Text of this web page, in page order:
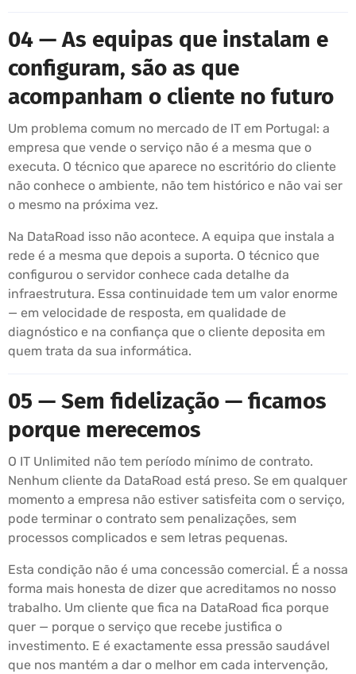
04 — As equipas que instalam e
configuram, são as que
acompanham o cliente no futuro
Um problema comum no mercado de IT em Portugal: a
empresa que vende o serviço não é a mesma que o
executa. O técnico que aparece no escritório do cliente
não conhece o ambiente, não tem histórico e não vai ser
o mesmo na próxima vez.
Na DataRoad isso não acontece. A equipa que instala a
rede é a mesma que depois a suporta. O técnico que
configurou o servidor conhece cada detalhe da
infraestrutura. Essa continuidade tem um valor enorme
— em velocidade de resposta, em qualidade de
diagnóstico e na confiança que o cliente deposita em
quem trata da sua informática.
05 — Sem fidelização — ficamos
porque merecemos
O IT Unlimited não tem período mínimo de contrato.
Nenhum cliente da DataRoad está preso. Se em qualquer
momento a empresa não estiver satisfeita com o serviço,
pode terminar o contrato sem penalizações, sem
processos complicados e sem letras pequenas.
Esta condição não é uma concessão comercial. É a nossa
forma mais honesta de dizer que acreditamos no nosso
trabalho. Um cliente que fica na DataRoad fica porque
quer — porque o serviço que recebe justifica o
investimento. E é exactamente essa pressão saudável
que nos mantém a dar o melhor em cada intervenção,